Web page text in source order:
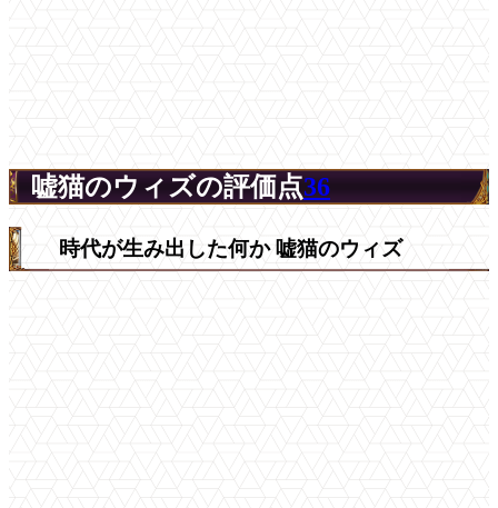
嘘猫のウィズの評価点36
時代が生み出した何か 嘘猫のウィズ